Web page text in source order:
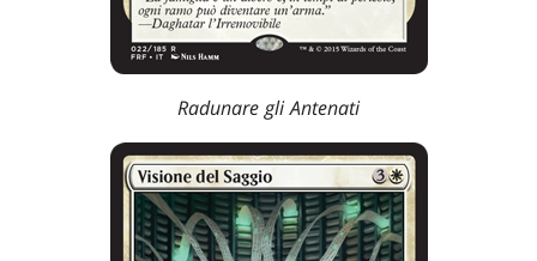
Radunare gli Antenati